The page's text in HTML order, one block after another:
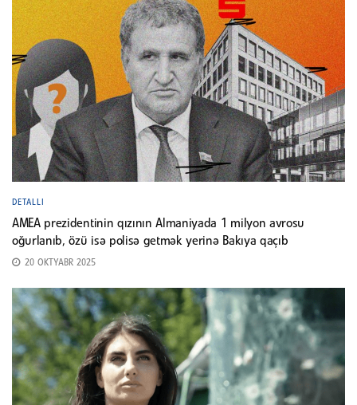
DETALLI
AMEA prezidentinin qızının Almaniyada 1 milyon avrosu
oğurlanıb, özü isə polisə getmək yerinə Bakıya qaçıb
20 OKTYABR 2025